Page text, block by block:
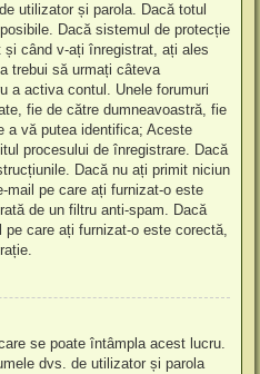
utilizator și parola. Dacă totul
Dacă sistemul de protecție
când v-ați înregistrat, ați ales
trebui să urmați câteva
a activa contul. Unele forumuri
fie de către dumneavoastră, fie
a vă putea identifica; Aceste
procesului de înregistrare. Dacă
Dacă nu ați primit niciun
mail pe care ați furnizat-o este
de un filtru anti-spam. Dacă
care ați furnizat-o este corectă,
se poate întâmpla acest lucru.
dvs. de utilizator și parola